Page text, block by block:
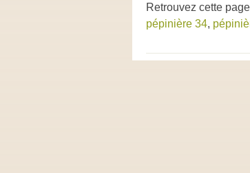
Retrouvez cette
pépinière 34,